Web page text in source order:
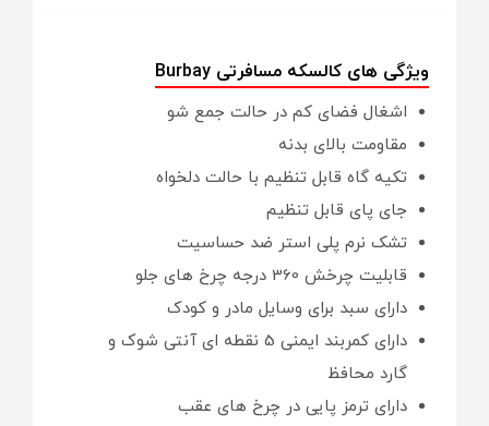
ویژگی های کالسکه مسافرتی Burbay
اشغال فضای کم در حالت جمع شو
مقاومت بالای بدنه
تکیه گاه قابل تنظیم با حالت دلخواه
جای پای قابل تنظیم
تشک نرم پلی استر ضد حساسیت
قابلیت چرخش 360 درجه چرخ های جلو
دارای سبد برای وسایل مادر و کودک
دارای کمربند ایمنی 5 نقطه ای آنتی شوک و
گارد محافظ
دارای ترمز پایی در چرخ های عقب